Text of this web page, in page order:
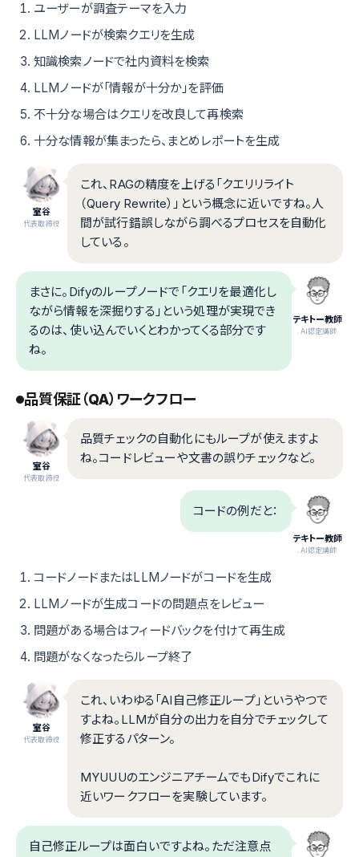
ユーザーが調査テーマを入力
LLMノードが検索クエリを生成
知識検索ノードで社内資料を検索
LLMノードが「情報が十分か」を評価
不十分な場合はクエリを改良して再検索
十分な情報が集まったら、まとめレポートを生成
室谷
代表取締役
これ、RAGの精度を上げる「クエリリライト
（Query Rewrite）」という概念に近いですね。人
間が試行錯誤しながら調べるプロセスを自動化
している。
テキトー教師
.AI認定講師
まさに。Difyのループノードで「クエリを最適化し
ながら情報を深掘りする」という処理が実現でき
るのは、使い込んでいくとわかってくる部分です
ね。
品質保証（QA）ワークフロー
室谷
代表取締役
品質チェックの自動化にもループが使えますよ
ね。コードレビューや文書の誤りチェックなど。
テキトー教師
.AI認定講師
コードの例だと：
コードノードまたはLLMノードがコードを生成
LLMノードが生成コードの問題点をレビュー
問題がある場合はフィードバックを付けて再生成
問題がなくなったらループ終了
室谷
代表取締役
これ、いわゆる「AI自己修正ループ」というやつで
すよね。LLMが自分の出力を自分でチェックして
修正するパターン。
MYUUUのエンジニアチームでもDifyでこれに
近いワークフローを実験しています。
自己修正ループは面白いですよね。ただ注意点